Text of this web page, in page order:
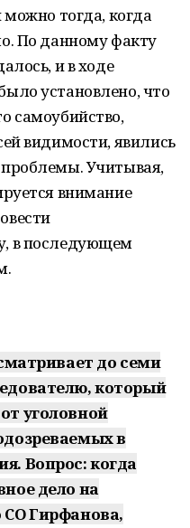
можно тогда, когда
По данному факту
и в ходе
установлено, что
самоубийство,
видимости, явились
Учитывая,
внимание
в последующем
до семи
который
уголовной
в
Вопрос: когда
дело на
СО Гирфанова,